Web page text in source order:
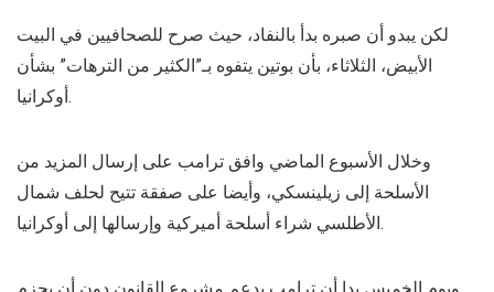
لكن يبدو أن صبره بدأ بالنفاد، حيث صرح للصحافيين في البيت
الأبيض، الثلاثاء، بأن بوتين يتفوه بـ”الكثير من الترهات” بشأن
أوكرانيا.
وخلال الأسبوع الماضي وافق ترامب على إرسال المزيد من
الأسلحة إلى زيلينسكي، وأيضا على صفقة تتيح لحلف شمال
الأطلسي شراء أسلحة أميركية وإرسالها إلى أوكرانيا.